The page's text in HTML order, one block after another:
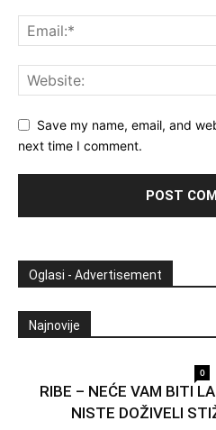
Save my name, email, and
next time I comment.
Oglasi - Advertisement
Najnovije
0
RIBE – NEĆE VAM BITI
NISTE DOŽIVELI